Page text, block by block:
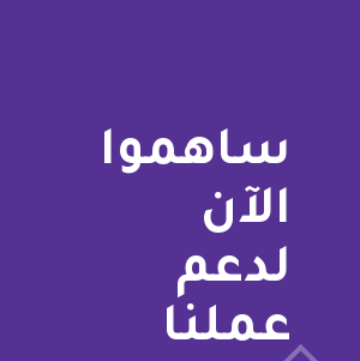
ساهموا
الآن
لدعم
عملنا